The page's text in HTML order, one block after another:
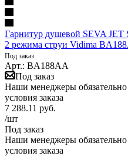
Гарнитур душевой SEVA JET
2 режима струи Vidima
Под заказ
Арт.: BA188AA
Под заказ
Наши менеджеры
условия заказа
7 288.11 руб.
/шт
Под заказ
Наши менеджеры
условия заказа